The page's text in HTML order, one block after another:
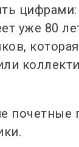
уже 80
почетные